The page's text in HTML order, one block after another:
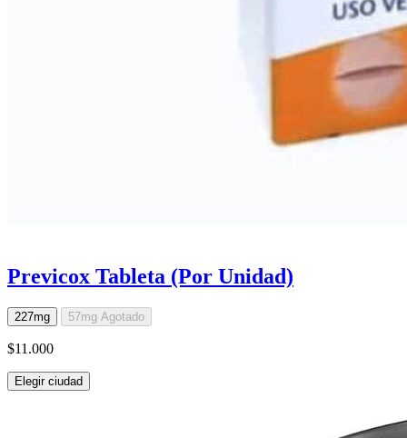
Previcox Tableta (Por Unidad)
227mg 57mg Agotado
$11.000
Elegir ciudad